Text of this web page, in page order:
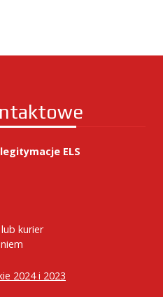
ELS
kurier
2024 i 2023